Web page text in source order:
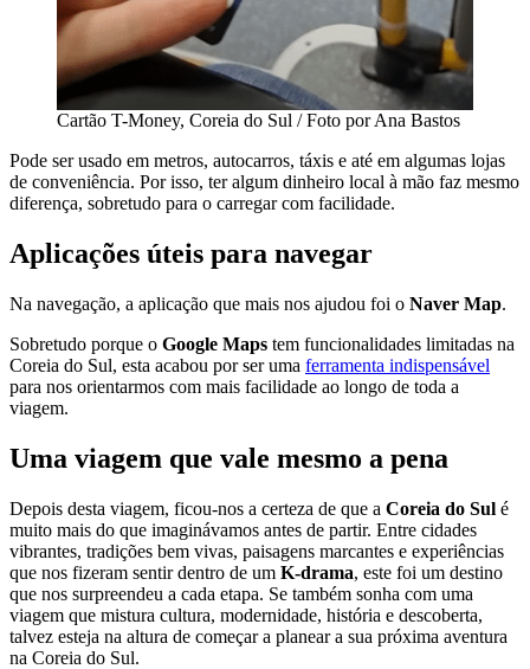
Cartão T-Money, Coreia do Sul / Foto por Ana Bastos
Pode ser usado em metros, autocarros, táxis e até em algumas lojas
de conveniência. Por isso, ter algum dinheiro local à mão faz mesmo
diferença, sobretudo para o carregar com facilidade.
Aplicações úteis para navegar
Na navegação, a aplicação que mais nos ajudou foi o Naver Map.
Sobretudo porque o Google Maps tem funcionalidades limitadas na
Coreia do Sul, esta acabou por ser uma ferramenta indispensável
para nos orientarmos com mais facilidade ao longo de toda a
viagem.
Uma viagem que vale mesmo a pena
Depois desta viagem, ficou-nos a certeza de que a Coreia do Sul é
muito mais do que imaginávamos antes de partir. Entre cidades
vibrantes, tradições bem vivas, paisagens marcantes e experiências
que nos fizeram sentir dentro de um K-drama, este foi um destino
que nos surpreendeu a cada etapa. Se também sonha com uma
viagem que mistura cultura, modernidade, história e descoberta,
talvez esteja na altura de começar a planear a sua próxima aventura
na Coreia do Sul.